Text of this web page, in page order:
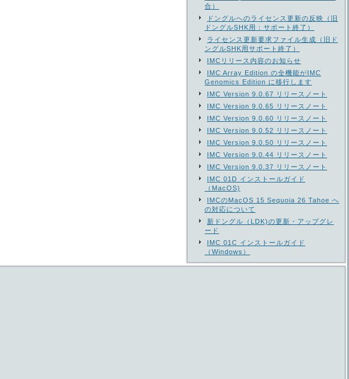
合）
ドングルへのライセンス更新の反映（旧
ドングルSHK用：サポート終了）
ライセンス更新要求ファイル生成（旧ド
ングルSHK用サポート終了）
IMCリリース内容のお知らせ
IMC Array Edition の全機能がIMC
Genomics Edition に移行します
IMC Version 9.0.67 リリースノート
IMC Version 9.0.65 リリースノート
IMC Version 9.0.60 リリースノート
IMC Version 9.0.52 リリースノート
IMC Version 9.0.50 リリースノート
IMC Version 9.0.44 リリースノート
IMC Version 9.0.37 リリースノート
IMC 01D インストールガイド
（MacOS)
IMCのMacOS 15 Sequoia 26 Tahoe へ
の対応について
新ドングル（LDK)の更新・アップグレ
ード
IMC 01C インストールガイド
（Windows）